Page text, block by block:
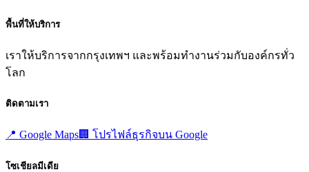
พื้นที่ให้บริการ
เราให้บริการจากกรุงเทพฯ และพร้อมทำงานร่วมกับองค์กรทั่ว
โลก
ติดตามเรา
📍 Google Maps🏢 โปรไฟล์ธุรกิจบน Google
โซเชียลมีเดีย